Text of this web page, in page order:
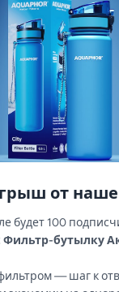
Аквафор В15 (3 шт)
от
будет 100
Фильтр-бутылку
— шаг к